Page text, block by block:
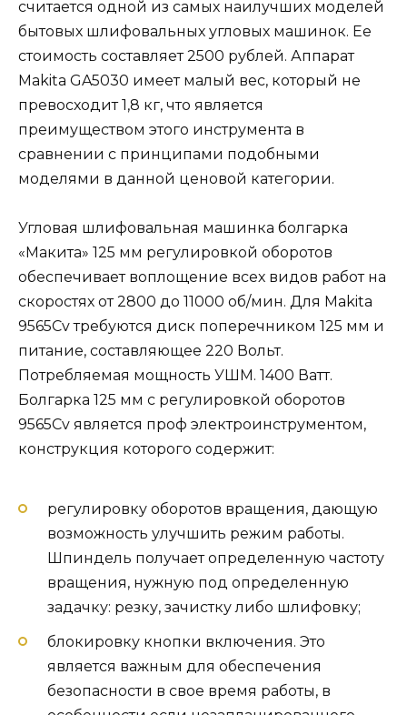
считается одной из самых наилучших моделей
бытовых шлифовальных угловых машинок. Ее
стоимость составляет 2500 рублей. Аппарат
Makita GA5030 имеет малый вес, который не
превосходит 1,8 кг, что является
преимуществом этого инструмента в
сравнении с принципами подобными
моделями в данной ценовой категории.
Угловая шлифовальная машинка болгарка
«Макита» 125 мм регулировкой оборотов
обеспечивает воплощение всех видов работ на
скоростях от 2800 до 11000 об/мин. Для Makita
9565Cv требуются диск поперечником 125 мм и
питание, составляющее 220 Вольт.
Потребляемая мощность УШМ. 1400 Ватт.
Болгарка 125 мм с регулировкой оборотов
9565Cv является проф электроинструментом,
конструкция которого содержит:
регулировку оборотов вращения, дающую
возможность улучшить режим работы.
Шпиндель получает определенную частоту
вращения, нужную под определенную
задачку: резку, зачистку либо шлифовку;
блокировку кнопки включения. Это
является важным для обеспечения
безопасности в свое время работы, в